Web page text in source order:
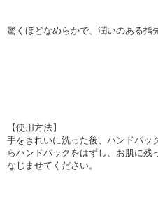
驚くほどなめらかで、潤いのある指
【使用方法】
手をきれいに洗った後、ハンドパッ
らハンドパックをはずし、お肌に残
なじませてください。